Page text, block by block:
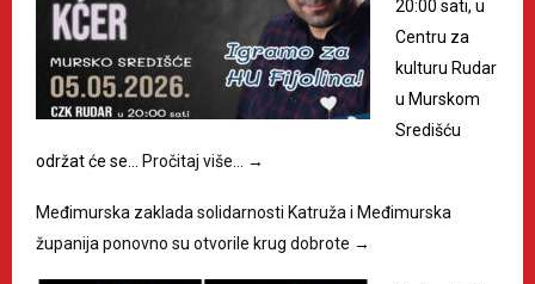
20:00 sati, u
Centru za
kulturu Rudar
u Murskom
Središću
održat će se…
Pročitaj više… →
Međimurska zaklada solidarnosti Katruža i Međimurska
županija ponovno su otvorile krug dobrote →